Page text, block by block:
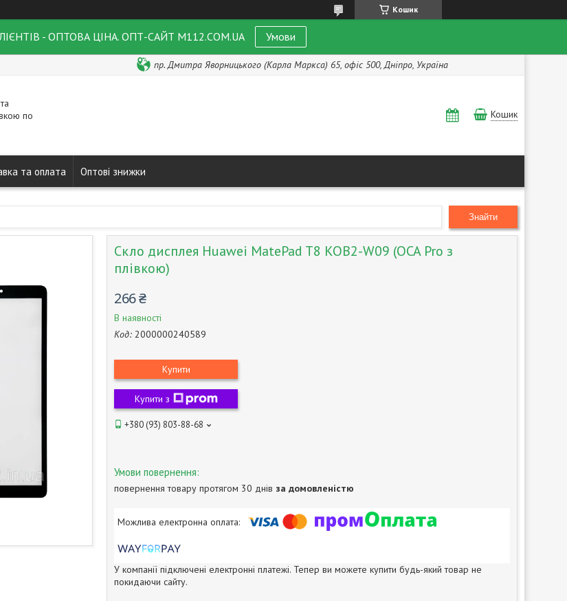
Кошик
- ОПТОВА ЦІНА. ОПТ-САЙТ M112.COM.UA Умови
пр. Дмитра Яворницького (Карла Маркса) 65, офіс 500, Дніпро, Україна
по
Кошик
та оплата Оптові знижки
Знайти
Скло дисплея Huawei MatePad T8 KOB2-W09 (OCA Pro з
плівкою)
266 ₴
В наявності
Код: 2000000240589
Купити
Купити з
+380 (93) 803-88-68
повернення товару протягом 30 днів за домовленістю
У компанії підключені електронні платежі. Тепер ви можете купити будь-який товар не
покидаючи сайту.